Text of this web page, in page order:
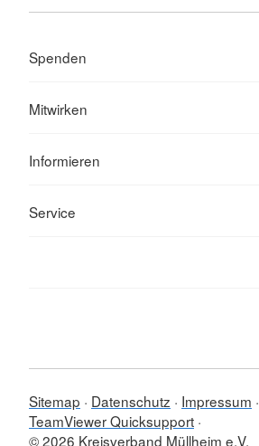
Spenden
Mitwirken
Informieren
Service
Sitemap Datenschutz Impressum
TeamViewer Quicksupport
© 2026 Kreisverband Müllheim e.V.